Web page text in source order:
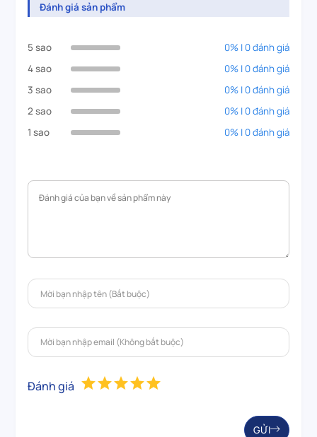
Đánh giá sản phẩm
5 sao
0% | 0 đánh giá
4 sao
0% | 0 đánh giá
3 sao
0% | 0 đánh giá
2 sao
0% | 0 đánh giá
1 sao
0% | 0 đánh giá
Đánh giá
GỬI